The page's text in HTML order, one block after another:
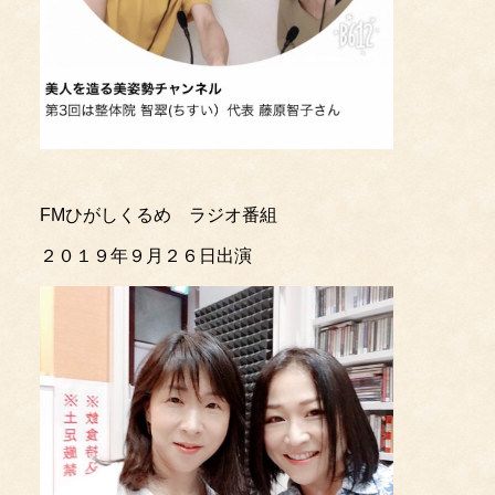
FMひがしくるめ ラジオ番組
２０１９年９月２６日出演